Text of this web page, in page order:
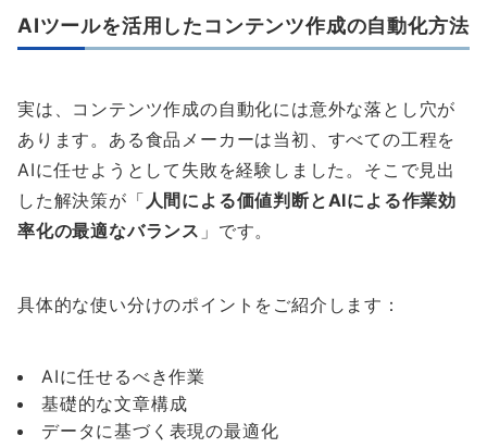
AIツールを活用したコンテンツ作成の自動化方法
実は、コンテンツ作成の自動化には意外な落とし穴が
あります。ある食品メーカーは当初、すべての工程を
AIに任せようとして失敗を経験しました。そこで見出
した解決策が「 人間による価値判断とAIによる作業効
率化の最適なバランス 」です。
具体的な使い分けのポイントをご紹介します：
AIに任せるべき作業
基礎的な文章構成
データに基づく表現の最適化